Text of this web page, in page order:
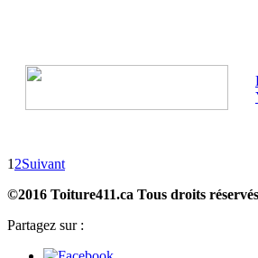
12Suivant
©2016 Toiture411.ca Tous droits
Partagez sur :